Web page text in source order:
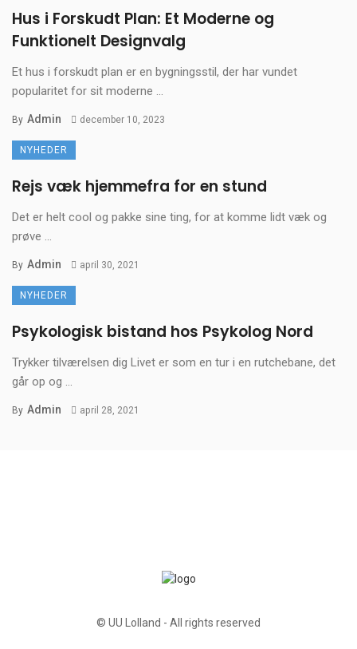
Hus i Forskudt Plan: Et Moderne og
Funktionelt Designvalg
Et hus i forskudt plan er en bygningsstil, der har vundet
popularitet for sit moderne ...
By Admin december 10, 2023
NYHEDER
Rejs væk hjemmefra for en stund
Det er helt cool og pakke sine ting, for at komme lidt væk og
prøve ...
By Admin april 30, 2021
NYHEDER
Psykologisk bistand hos Psykolog Nord
Trykker tilværelsen dig Livet er som en tur i en rutchebane, det
går op og ...
By Admin april 28, 2021
© UU Lolland - All rights reserved